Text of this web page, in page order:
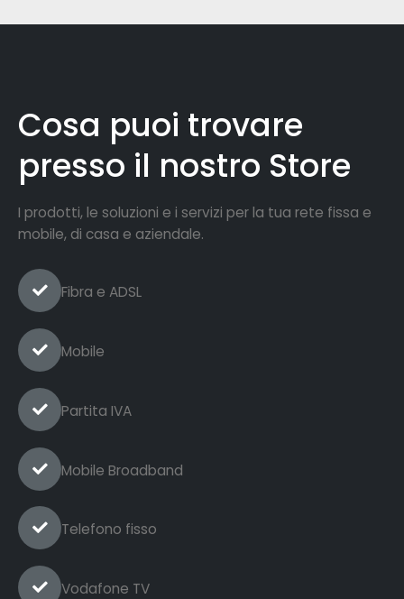
Cosa puoi trovare
presso il nostro Store
I prodotti, le soluzioni e i servizi per la tua rete fissa e
mobile, di casa e aziendale.
Fibra e ADSL
Mobile
Partita IVA
Mobile Broadband
Telefono fisso
Vodafone TV